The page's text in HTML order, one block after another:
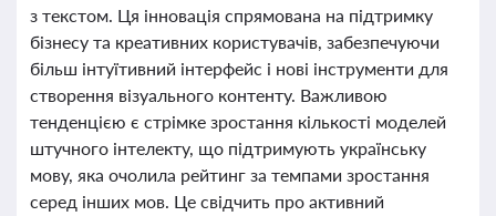
з текстом. Ця інновація спрямована на підтримку
бізнесу та креативних користувачів, забезпечуючи
більш інтуїтивний інтерфейс і нові інструменти для
створення візуального контенту. Важливою
тенденцією є стрімке зростання кількості моделей
штучного інтелекту, що підтримують українську
мову, яка очолила рейтинг за темпами зростання
серед інших мов. Це свідчить про активний